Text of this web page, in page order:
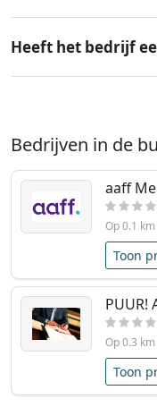
Heeft het bedrijf
Bedrijven in de
aaff
Op 0.1
Toon
PUUR!
Op 0.3
Toon